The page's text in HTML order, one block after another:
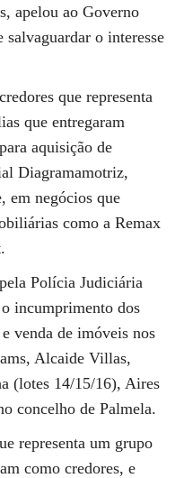
apelou ao Governo
o interesse
que representa
que entregaram
aquisição de
Diagramamotriz,
em negócios que
como a Remax
Polícia Judiciária
incumprimento dos
venda de imóveis nos
Alcaide Villas,
(lotes 14/15/16), Aires
concelho de Palmela.
representa um grupo
como credores, e